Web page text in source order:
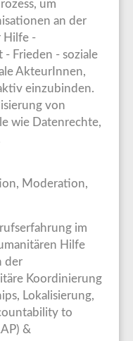
um
an der
Hilfe -
- Frieden - soziale
AkteurInnen,
einzubinden.
von
wie Datenrechte,
Moderation,
im
Hilfe
der
Koordinierung
Lokalisierung,
to
&